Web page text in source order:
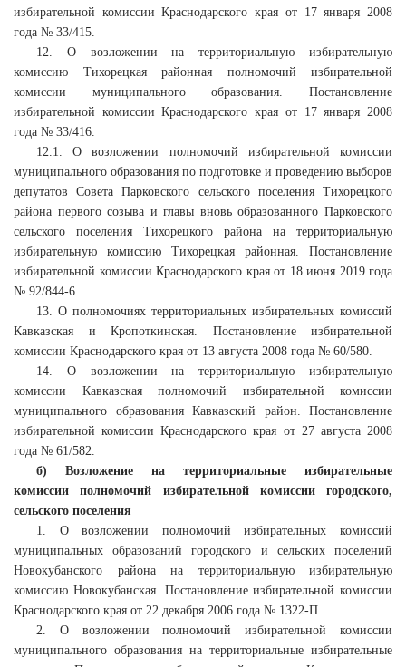
избирательной комиссии Краснодарского края от 17 января 2008
года № 33/415.
12. О возложении на территориальную избирательную
комиссию Тихорецкая районная полномочий избирательной
комиссии муниципального образования. Постановление
избирательной комиссии Краснодарского края от 17 января 2008
года № 33/416.
12.1. О возложении полномочий избирательной комиссии
муниципального образования по подготовке и проведению выборов
депутатов Совета Парковского сельского поселения Тихорецкого
района первого созыва и главы вновь образованного Парковского
сельского поселения Тихорецкого района на территориальную
избирательную комиссию Тихорецкая районная. Постановление
избирательной комиссии Краснодарского края от 18 июня 2019 года
№ 92/844-6.
13. О полномочиях территориальных избирательных комиссий
Кавказская и Кропоткинская. Постановление избирательной
комиссии Краснодарского края от 13 августа 2008 года № 60/580.
14. О возложении на территориальную избирательную
комиссии Кавказская полномочий избирательной комиссии
муниципального образования Кавказский район. Постановление
избирательной комиссии Краснодарского края от 27 августа 2008
года № 61/582.
б) Возложение на территориальные избирательные
комиссии полномочий избирательной комиссии городского,
сельского поселения
1. О возложении полномочий избирательных комиссий
муниципальных образований городского и сельских поселений
Новокубанского района на территориальную избирательную
комиссию Новокубанская. Постановление избирательной комиссии
Краснодарского края от 22 декабря 2006 года № 1322-П.
2. О возложении полномочий избирательной комиссии
муниципального образования на территориальные избирательные